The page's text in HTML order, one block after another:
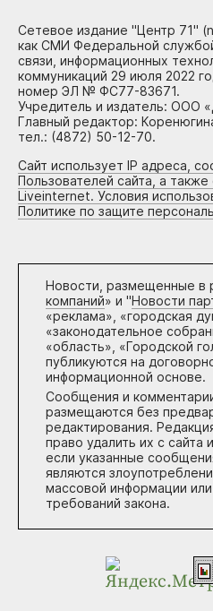
Сетевое издание "Центр 71"
как СМИ Федеральной
связи, информационных
коммуникаций 29 июля 2022
номер ЭЛ № ФС77-83671.
Учредитель и издатель: ООО
Главный редактор:
тел.: (4872) 50-12-70.
Сайт использует IP адреса,
Пользователей сайта, а
Liveinternet. Условия
Политике по защите
Новости, размещенные в
компаний» и "Новости
«реклама», «городская
«законодательное
«область», «Городской
публикуются на
информационной основе.
Сообщения и
размещаются без
редактирования.
право удалить их с сайта
если указанные
являются
массовой информации
требований закона.